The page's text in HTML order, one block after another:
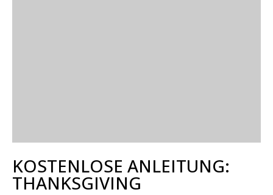
KOSTENLOSE ANLEITUNG:
THANKSGIVING